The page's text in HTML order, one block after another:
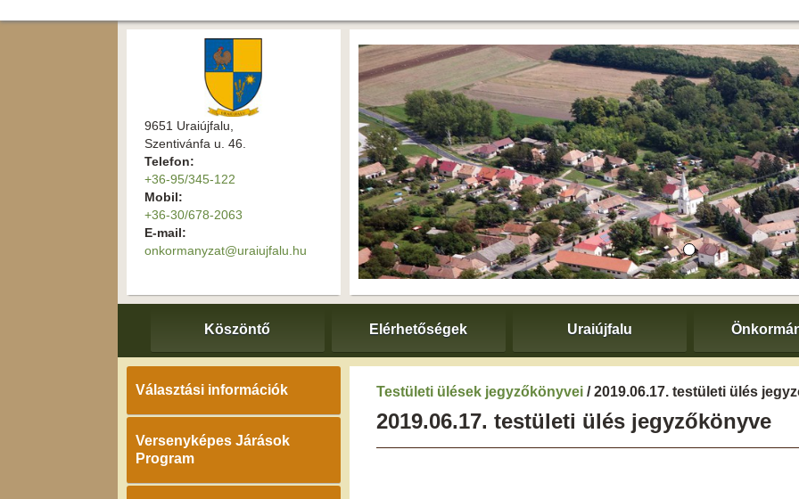
9651 Uraiújfalu,
Szentivánfa u. 46.
Telefon:
+36-95/345-122
Mobil:
+36-30/678-2063
E-mail:
onkormanyzat@uraiujfalu.hu
Köszöntő Elérhetőségek Uraiújfalu
Választási információk
Versenyképes Járások
Program
Testületi ülések jegyzőkönyvei / 2019.06.17. testületi ülés
2019.06.17. testületi ülés jegyzőkönyve